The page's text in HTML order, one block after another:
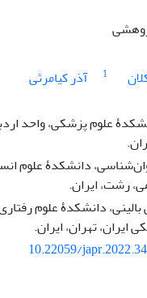
1 آذر کیامرثی
علوم پزشکی، واحد
دانشکدۀ علوم
رشت، ایران.
دانشکدۀ علوم
ایران، تهران، ایران.
10.22059/